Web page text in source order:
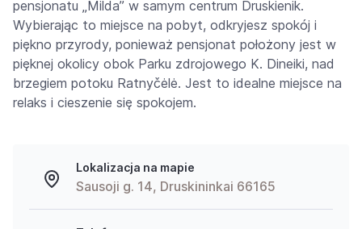
pensjonatu „Milda” w samym centrum Druskienik.
Wybierając to miejsce na pobyt, odkryjesz spokój i
piękno przyrody, ponieważ pensjonat położony jest w
pięknej okolicy obok Parku zdrojowego K. Dineiki, nad
brzegiem potoku Ratnyčėlė. Jest to idealne miejsce na
relaks i cieszenie się spokojem.
Lokalizacja na mapie
Sausoji g. 14, Druskininkai 66165